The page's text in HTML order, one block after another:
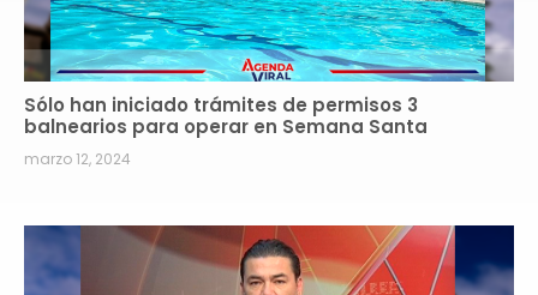
Sólo han iniciado trámites de permisos 3
balnearios para operar en Semana Santa
marzo 12, 2024